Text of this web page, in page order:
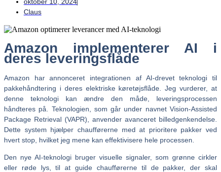
Claus
Amazon implementerer AI i
deres leveringsflåde
Amazon har annonceret integrationen af AI-drevet teknologi til
pakkehåndtering i deres elektriske køretøjsflåde. Jeg vurderer, at
denne teknologi kan ændre den måde, leveringsprocessen
håndteres på. Teknologien, som går under navnet Vision-Assisted
Package Retrieval (VAPR), anvender avanceret billedgenkendelse.
Dette system hjælper chaufførerne med at prioritere pakker ved
hvert stop, hvilket jeg mene kan effektivisere hele processen.
Den nye AI-teknologi bruger visuelle signaler, som grønne cirkler
eller røde lys, til at guide chaufførerne til de pakker, der skal